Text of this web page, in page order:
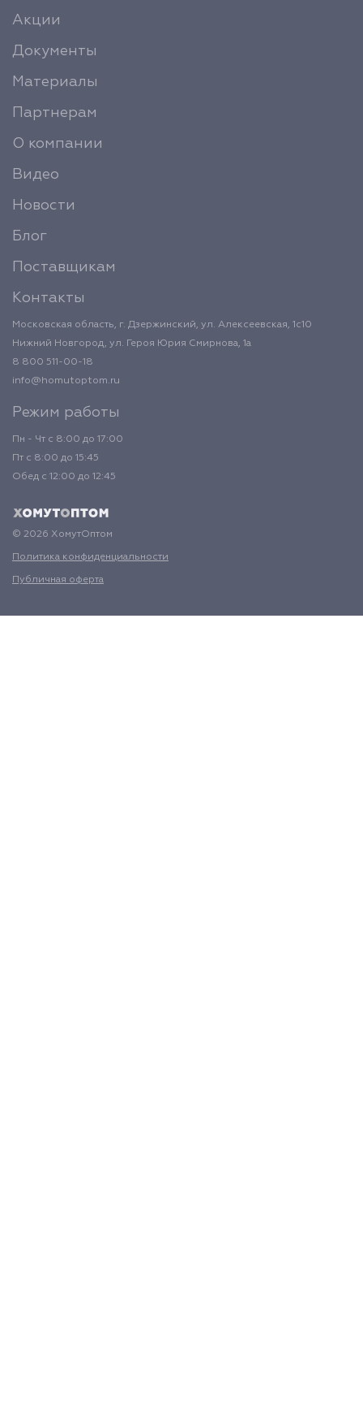
Акции
Документы
Материалы
Партнерам
О компании
Видео
Новости
Блог
Поставщикам
Контакты
Московская область, г. Дзержинский, ул. Алексеевская, 1с10
Нижний Новгород, ул. Героя Юрия Смирнова, 1а
8 800 511-00-18
info@homutoptom.ru
Режим работы
Пн - Чт с 8:00 до 17:00
Пт с 8:00 до 15:45
Обед с 12:00 до 12:45
© 2026 ХомутОптом
Политика конфиденциальности
Публичная оферта